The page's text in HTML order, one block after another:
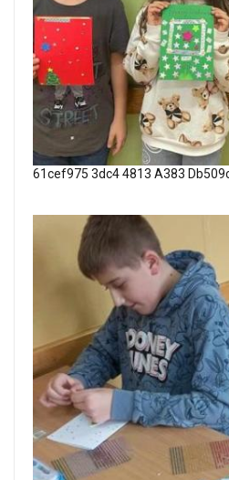
61cef975 3dc4 4813 A383